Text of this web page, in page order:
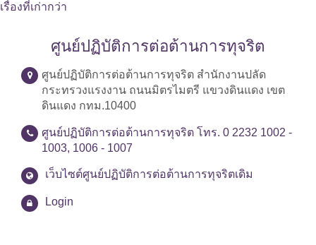
เรื่องที่เก่ากว่า
ศูนย์ปฏิบัติการต่อต้านการทุจริต
ศูนย์ปฏิบัติการต่อต้านการทุจริต สำนักงานปลัด
กระทรวงแรงงาน ถนนมิตรไมตรี แขวงดินแดง เขต
ดินแดง กทม.10400
ศูนย์ปฏิบัติการต่อต้านการทุจริต โทร. 0 2232 1002 -
1003, 1006 - 1007
เว็บไซต์ศูนย์ปฏิบัติการต่อต้านการทุจริตเดิม
Login